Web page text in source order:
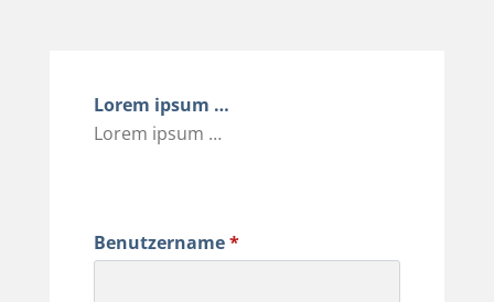
Lorem ipsum …
Lorem ipsum …
Benutzername*